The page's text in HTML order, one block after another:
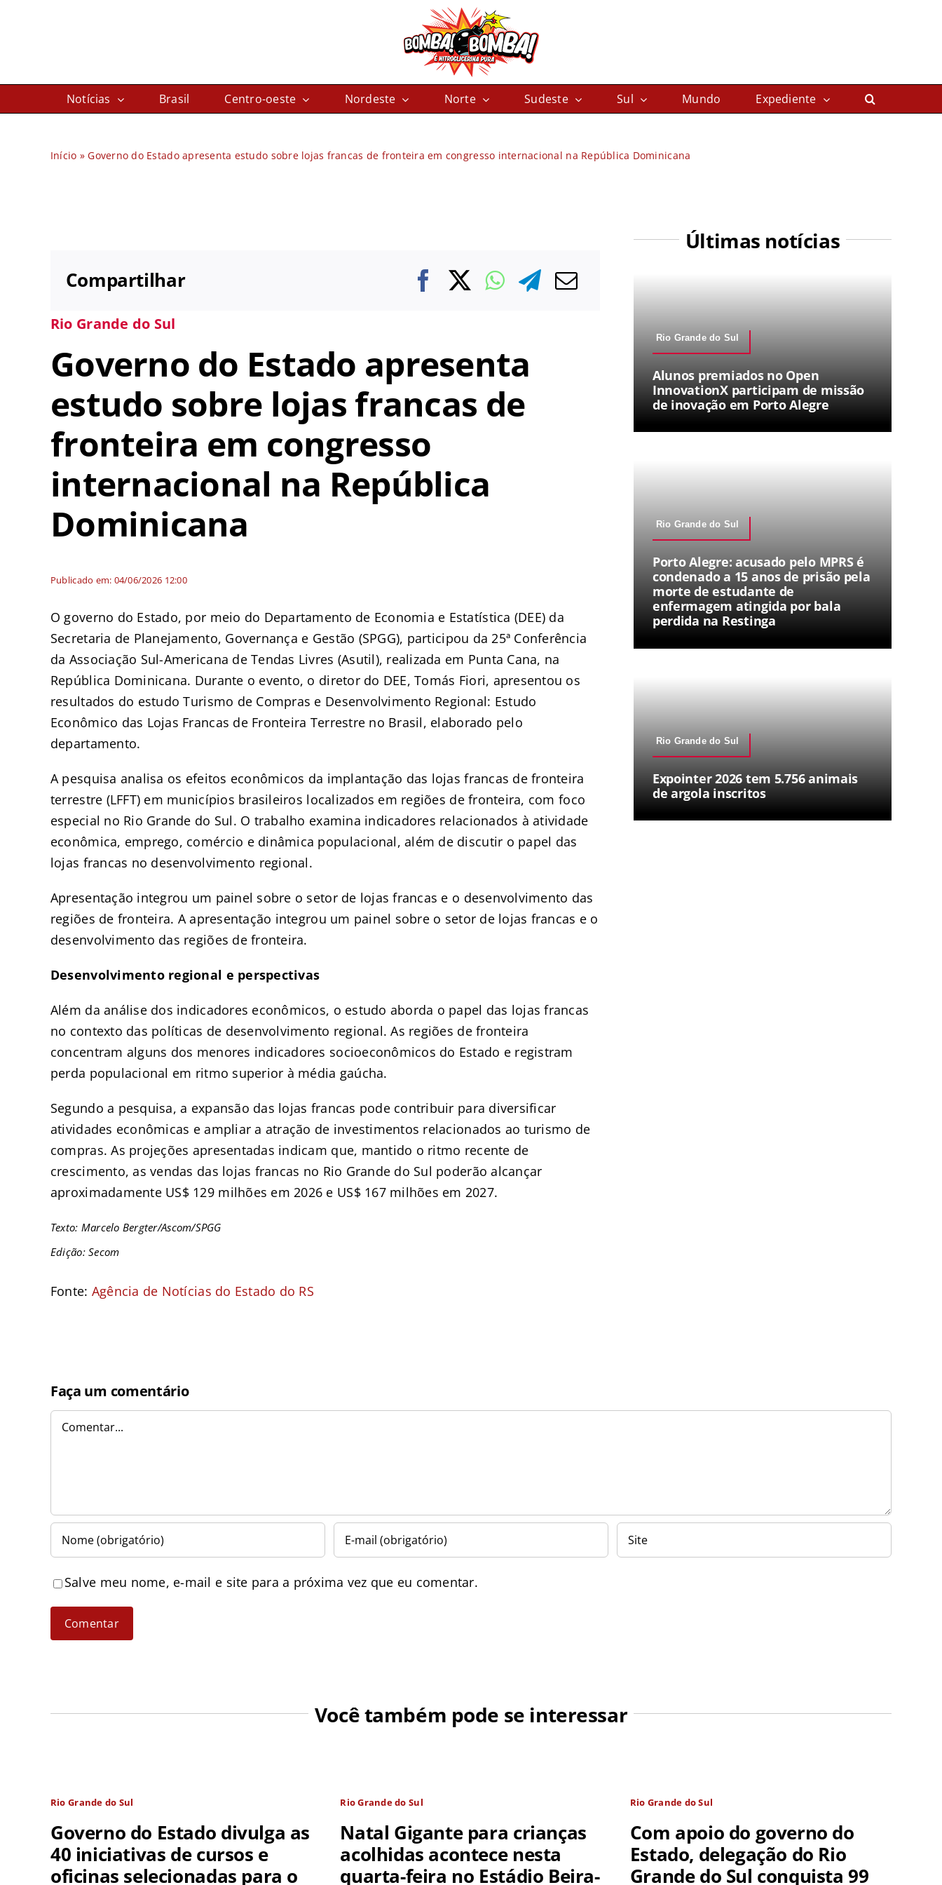
Notícias Brasil Centro-oeste Nordeste Norte Sudeste Sul Mundo Expediente
Início » Governo do Estado apresenta estudo sobre lojas francas de fronteira em congresso internacional na República Dominicana
Compartilhar
Rio Grande do Sul
Governo do Estado apresenta
estudo sobre lojas francas de
fronteira em congresso
internacional na República
Dominicana
Publicado em: 04/06/2026 12:00
O governo do Estado, por meio do Departamento de Economia e Estatística (DEE) da
Secretaria de Planejamento, Governança e Gestão (SPGG), participou da 25ª Conferência
da Associação Sul-Americana de Tendas Livres (Asutil), realizada em Punta Cana, na
República Dominicana. Durante o evento, o diretor do DEE, Tomás Fiori, apresentou os
resultados do estudo Turismo de Compras e Desenvolvimento Regional: Estudo
Econômico das Lojas Francas de Fronteira Terrestre no Brasil, elaborado pelo
departamento.
A pesquisa analisa os efeitos econômicos da implantação das lojas francas de fronteira
terrestre (LFFT) em municípios brasileiros localizados em regiões de fronteira, com foco
especial no Rio Grande do Sul. O trabalho examina indicadores relacionados à atividade
econômica, emprego, comércio e dinâmica populacional, além de discutir o papel das
lojas francas no desenvolvimento regional.
Apresentação integrou um painel sobre o setor de lojas francas e o desenvolvimento das
regiões de fronteira. A apresentação integrou um painel sobre o setor de lojas francas e o
desenvolvimento das regiões de fronteira.
Desenvolvimento regional e perspectivas
Além da análise dos indicadores econômicos, o estudo aborda o papel das lojas francas
no contexto das políticas de desenvolvimento regional. As regiões de fronteira
concentram alguns dos menores indicadores socioeconômicos do Estado e registram
perda populacional em ritmo superior à média gaúcha.
Segundo a pesquisa, a expansão das lojas francas pode contribuir para diversificar
atividades econômicas e ampliar a atração de investimentos relacionados ao turismo de
compras. As projeções apresentadas indicam que, mantido o ritmo recente de
crescimento, as vendas das lojas francas no Rio Grande do Sul poderão alcançar
aproximadamente US$ 129 milhões em 2026 e US$ 167 milhões em 2027.
Texto: Marcelo Bergter/Ascom/SPGG
Edição: Secom
Fonte: Agência de Notícias do Estado do RS
Últimas notícias
Rio Grande do Sul
Alunos premiados no Open
InnovationX participam de missão
de inovação em Porto Alegre
Rio Grande do Sul
Porto Alegre: acusado pelo MPRS é
condenado a 15 anos de prisão pela
morte de estudante de
enfermagem atingida por bala
perdida na Restinga
Rio Grande do Sul
Expointer 2026 tem 5.756 animais
de argola inscritos
Faça um comentário
Comentar
Salve meu nome, e-mail e site para a próxima vez que eu comentar.
Você também pode se interessar
Rio Grande do Sul
Governo do Estado divulga as
40 iniciativas de cursos e
oficinas selecionadas para o
Rio Grande do Sul
Natal Gigante para crianças
acolhidas acontece nesta
quarta-feira no Estádio Beira-
Rio Grande do Sul
Com apoio do governo do
Estado, delegação do Rio
Grande do Sul conquista 99